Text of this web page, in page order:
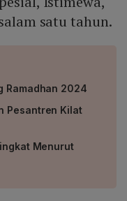
satu tahun.
Ramadhan 2024
Pesantren Kilat
Menurut